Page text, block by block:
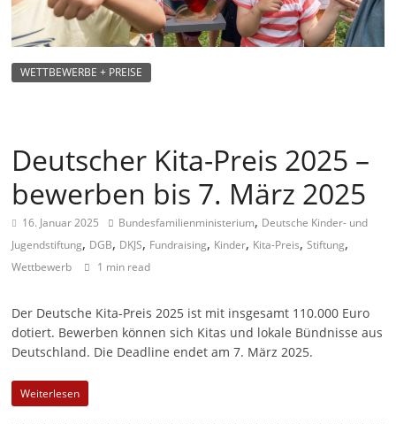
a
g
n
f
r
S
z
i
a
l
-
WETTBEWERBE + PREISE
Deutscher Kita-Preis 2025 –
bewerben bis 7. März 2025
16. Januar 2025 Bundesfamilienministerium, Deutsche Kinder- und
Jugendstiftung, DGB, DKJS, Fundraising, Kinder, Kita-Preis,Stiftung,
Wettbewerb 1 min read
Der Deutsche Kita-Preis 2025 ist mit insgesamt 110.000 Euro
dotiert. Bewerben können sich Kitas und lokale Bündnisse aus
Deutschland. Die Deadline endet am 7. März 2025.
Weiterlesen